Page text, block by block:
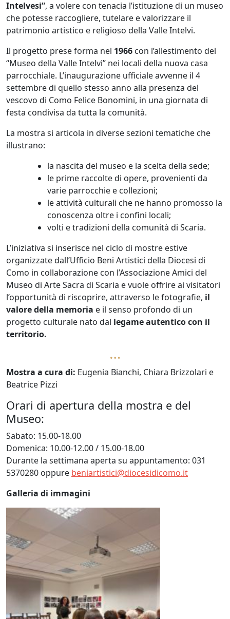
Intelvesi”, a volere con tenacia l’istituzione di un museo
che potesse raccogliere, tutelare e valorizzare il
patrimonio artistico e religioso della Valle Intelvi.
Il progetto prese forma nel 1966 con l’allestimento del
“Museo della Valle Intelvi” nei locali della nuova casa
parrocchiale. L’inaugurazione ufficiale avvenne il 4
settembre di quello stesso anno alla presenza del
vescovo di Como Felice Bonomini, in una giornata di
festa condivisa da tutta la comunità.
La mostra si articola in diverse sezioni tematiche che
illustrano:
la nascita del museo e la scelta della sede;
le prime raccolte di opere, provenienti da
varie parrocchie e collezioni;
le attività culturali che ne hanno promosso la
conoscenza oltre i confini locali;
volti e tradizioni della comunità di Scaria.
L’iniziativa si inserisce nel ciclo di mostre estive
organizzate dall’Ufficio Beni Artistici della Diocesi di
Como in collaborazione con l’Associazione Amici del
Museo di Arte Sacra di Scaria e vuole offrire ai visitatori
l’opportunità di riscoprire, attraverso le fotografie, il
valore della memoria e il senso profondo di un
progetto culturale nato dal legame autentico con il
territorio.
…
Mostra a cura di: Eugenia Bianchi, Chiara Brizzolari e
Beatrice Pizzi
Orari di apertura della mostra e del
Museo:
Sabato: 15.00-18.00
Domenica: 10.00-12.00 / 15.00-18.00
Durante la settimana aperta su appuntamento: 031
5370280 oppure beniartistici@diocesidicomo.it
Galleria di immagini